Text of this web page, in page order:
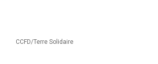
CCFD/Terre Solidaire